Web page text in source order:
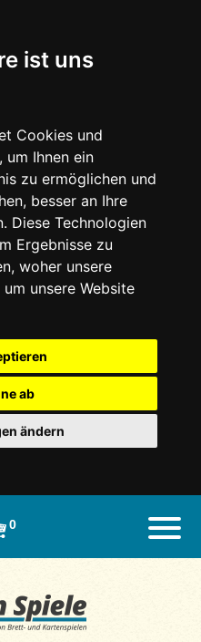
ist uns
Cookies und
um Ihnen ein
zu ermöglichen und
besser an Ihre
Diese Technologien
Ergebnisse zu
woher unsere
unsere Website
ab
ändern
0